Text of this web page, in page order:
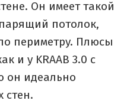
Он имеет такой
потолок,
периметру. Плюсы
и у KRAAB 3.0 с
он идеально
стен.